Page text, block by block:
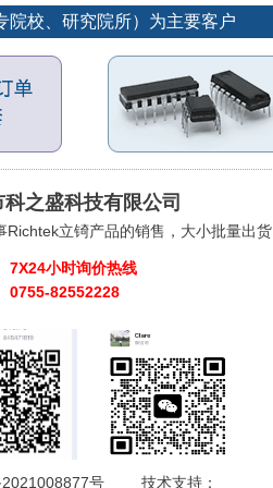
院校、研究院所）为主要客户
之盛科技有限公司
Richtek立锜产品的销售，大小批量出货
7X24小时询价热线
0755-82552228
号 技术支持：